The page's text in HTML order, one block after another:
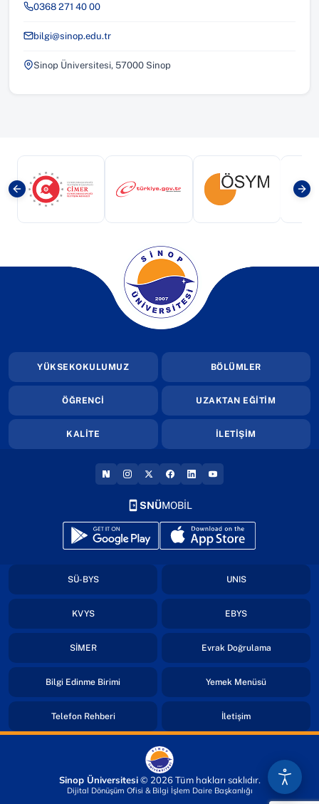
0368 271 40 00
bilgi@sinop.edu.tr
Sinop Üniversitesi, 57000 Sinop
(yeni sekmede açılır)(yeni sekmede açılır)(yeni sekmede
(yeni sekmede açılır)
YÜKSEKOKULUMUZ BÖLÜMLER
ÖĞRENCİ UZAKTAN EĞİTİM
KALİTE İLETİŞİM
(YENI SEKMEDE AÇILIR)
(YENI SEKMEDE AÇILIR)
(YENI SEKMEDE AÇILIR)
(YENI SEKMEDE AÇILIR)
(YENI SEKMEDE AÇILIR)
(YENI SEKMEDE
SNÜMOBİL
(yeni sekmede açılır)(yeni sekmede açılır)
SÜ-BYS(yeni sekmede açılır) UNIS(yeni sekmede
KVYS(yeni sekmede açılır) EBYS(yeni sekmede
SİMER(yeni sekmede açılır) Evrak Doğrulama(yeni
Bilgi Edinme Birimi(yeni sekmede açılır) Yemek Menüsü(yeni
Telefon Rehberi(yeni sekmede açılır) İletişim(yeni sekmede
Sinop Üniversitesi© 2026 Tüm hakları saklıdır.
Dijital Dönüşüm Ofisi & Bilgi İşlem Daire Başkanlığı